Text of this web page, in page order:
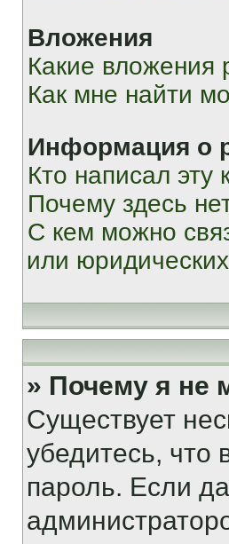
Вложения
Какие вложения
Как мне найти
Информация о
Кто написал
Почему здесь
С кем можно
или
» Почему я не
Существует
убедитесь, что
пароль. Если